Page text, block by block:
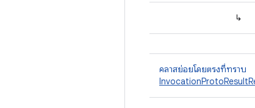
↳
คลาสย่อยโดยตรงที่ทราบ